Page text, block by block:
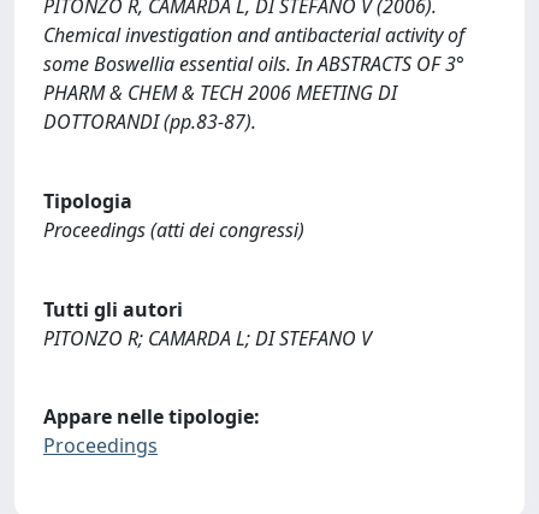
PITONZO R, CAMARDA L, DI STEFANO V (2006).
Chemical investigation and antibacterial activity of
some Boswellia essential oils. In ABSTRACTS OF 3°
PHARM & CHEM & TECH 2006 MEETING DI
DOTTORANDI (pp.83-87).
Tipologia
Proceedings (atti dei congressi)
Tutti gli autori
PITONZO R; CAMARDA L; DI STEFANO V
Appare nelle tipologie:
Proceedings